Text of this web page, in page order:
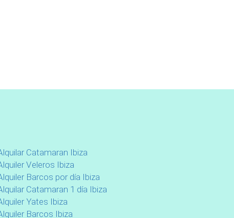
Catamaran Ibiza
Veleros Ibiza
Barcos por día Ibiza
Catamaran 1 día Ibiza
Yates Ibiza
Barcos Ibiza